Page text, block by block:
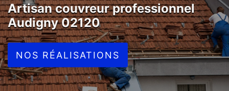
Artisan couvreur professionnel
Audigny 02120
NOS RÉALISATIONS